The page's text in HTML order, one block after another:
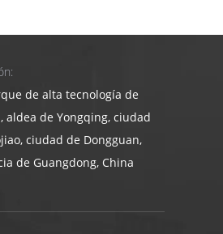
por el requisito
de alta tecnología de
aldea de Yongqing, ciudad
ciudad de Dongguan,
de Guangdong, China